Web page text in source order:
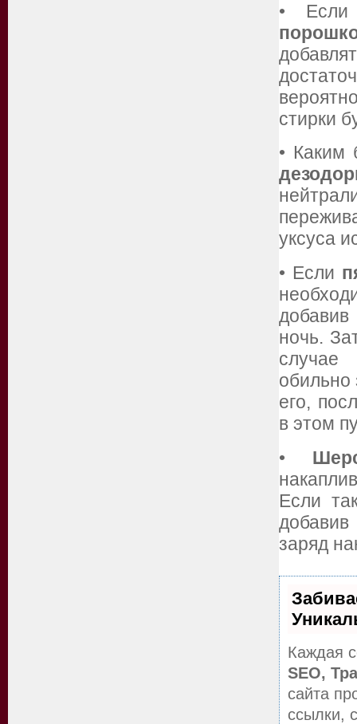
•
стирки
• Каким
уксуса
• Если
ночь.
обильно
его,
в этом
•
Если
добавив
заряд
Каждая
SEO,
сайта
ссылки,